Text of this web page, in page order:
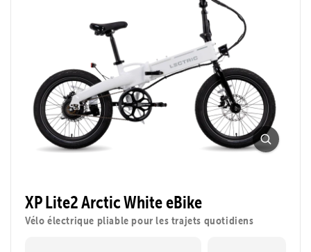
XP Lite2 Arctic White eBike
Vélo électrique pliable pour les trajets quotidiens